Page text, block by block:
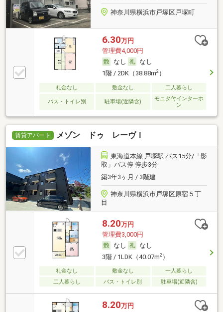
神奈川県横浜市戸塚区戸塚町
6.30万円
管理費4,000円
なし
なし
1階 / 2DK（38.88m2）
礼金なし 敷金なし 二人暮らし
バス・トイレ別 駐車場(近隣含)
モニタ付インターホ
ン
賃貸アパート メゾン ドゥ レーヴＩ
東海道本線 戸塚駅 バス15分/「影
取」バス停 停歩3分
築3年3ヶ月 / 3階建
神奈川県横浜市戸塚区原宿５丁
目
8.20万円
管理費3,000円
なし
なし
3階 / 1LDK（40.07m2）
礼金なし 敷金なし
一人暮らし
二人暮らし
バス・トイレ別 駐車場(近隣含)
8.20万円